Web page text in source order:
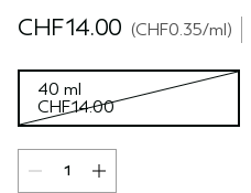
CHF14.00 CHF0.35/ml
40 ml
CHF14.00